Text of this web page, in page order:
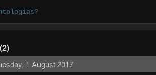
1 August 2017